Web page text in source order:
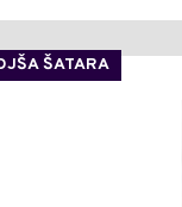
ŠATARA